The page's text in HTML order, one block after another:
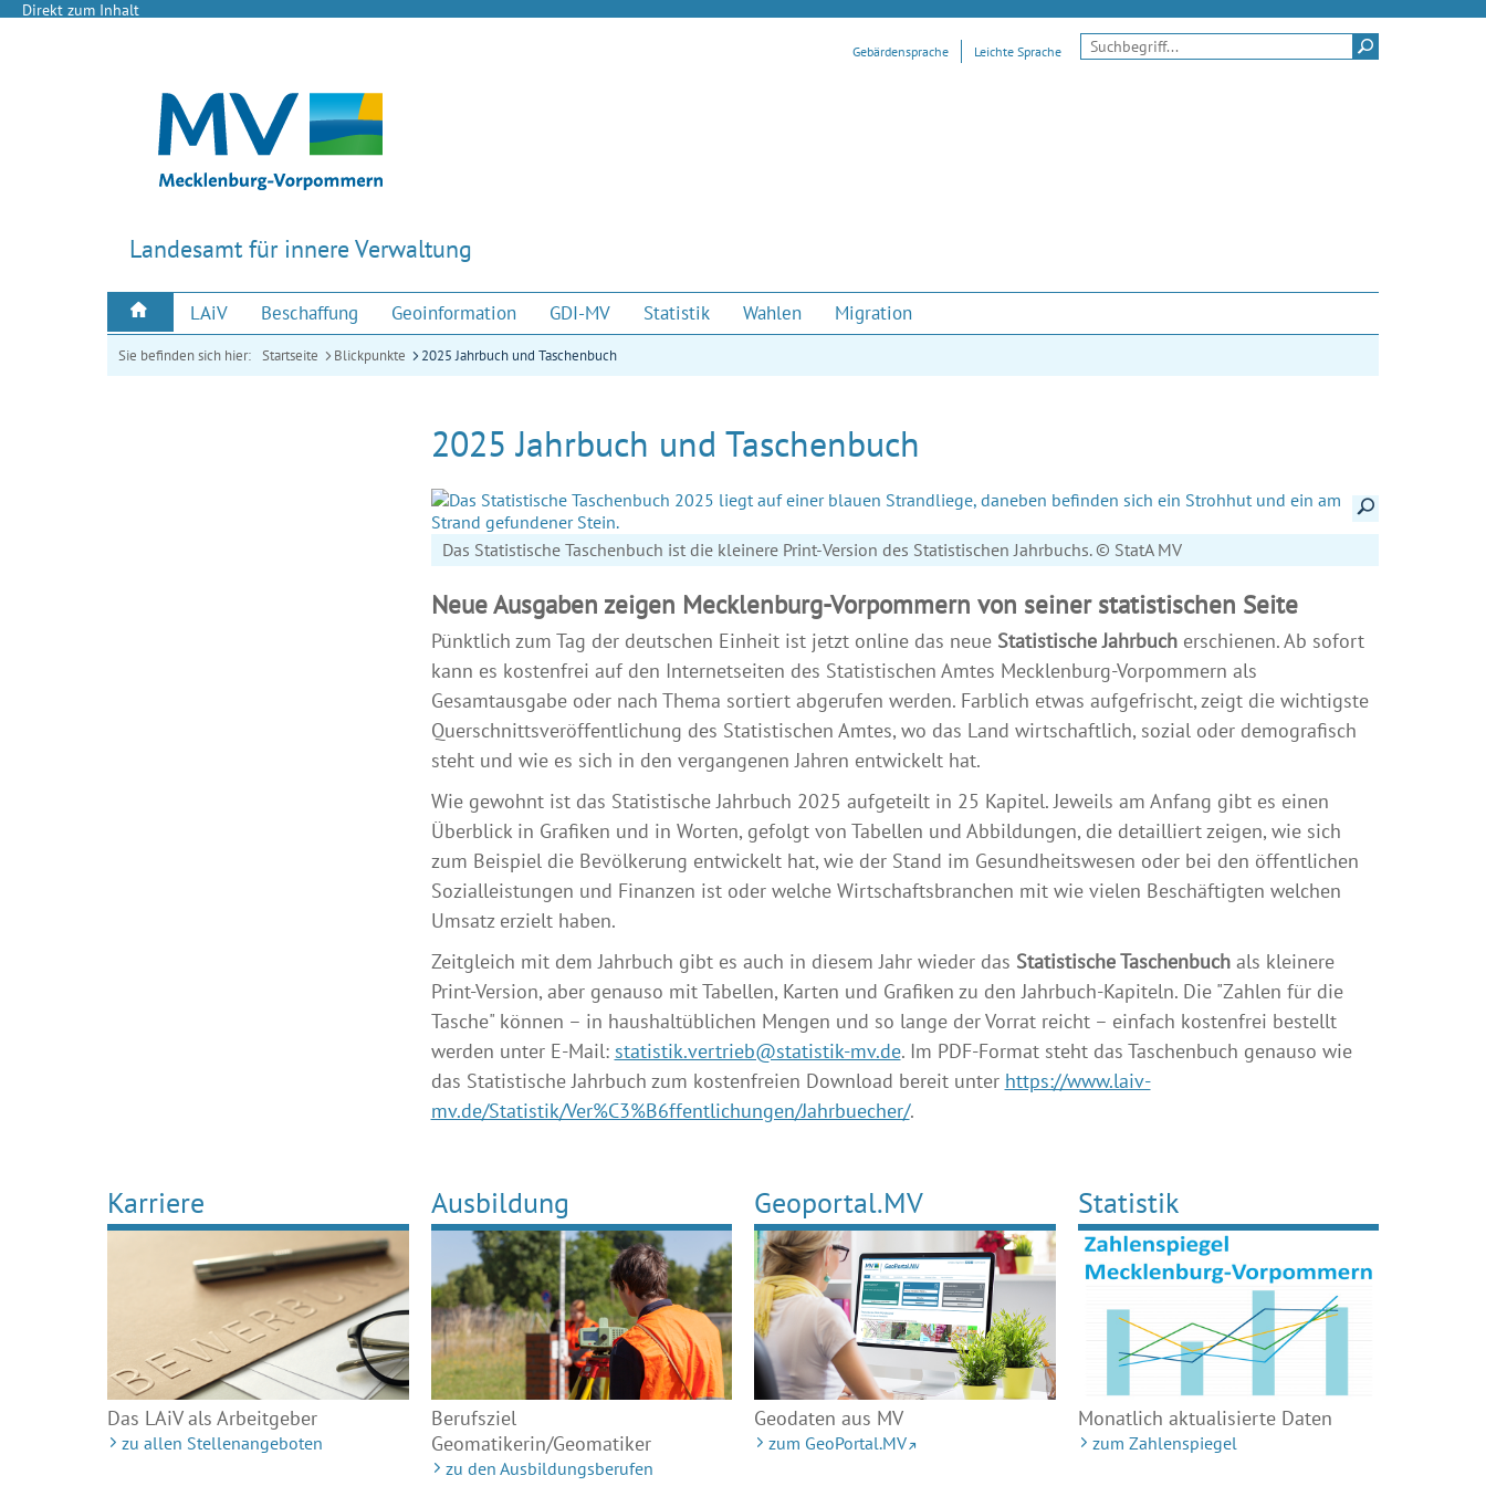
Direkt zum Inhalt
Landesamt für innere Verwaltung
Gebärdensprache Leichte Sprache Suchen
LAiV Beschaffung Geoinformation GDI-MV Statistik Wahlen Migration
Sie befinden sich hier: Startseite Blickpunkte 2025 Jahrbuch und Taschenbuch
2025 Jahrbuch und Taschenbuch
Details anzeigen
Das Statistische Taschenbuch ist die kleinere Print-Version des Statistischen Jahrbuchs. © StatA MV
Neue Ausgaben zeigen Mecklenburg-Vorpommern von seiner statistischen Seite
Pünktlich zum Tag der deutschen Einheit ist jetzt online das neue Statistische Jahrbucherschienen. Ab sofort
kann es kostenfrei auf den Internetseiten des Statistischen Amtes Mecklenburg-Vorpommern als
Gesamtausgabe oder nach Thema sortiert abgerufen werden. Farblich etwas aufgefrischt, zeigt die wichtigste
Querschnittsveröffentlichung des Statistischen Amtes, wo das Land wirtschaftlich, sozial oder demografisch
steht und wie es sich in den vergangenen Jahren entwickelt hat.
Wie gewohnt ist das Statistische Jahrbuch 2025 aufgeteilt in 25 Kapitel. Jeweils am Anfang gibt es einen
Überblick in Grafiken und in Worten, gefolgt von Tabellen und Abbildungen, die detailliert zeigen, wie sich
zum Beispiel die Bevölkerung entwickelt hat, wie der Stand im Gesundheitswesen oder bei den öffentlichen
Sozialleistungen und Finanzen ist oder welche Wirtschaftsbranchen mit wie vielen Beschäftigten welchen
Umsatz erzielt haben.
Zeitgleich mit dem Jahrbuch gibt es auch in diesem Jahr wieder das Statistische Taschenbuchals kleinere
Print-Version, aber genauso mit Tabellen, Karten und Grafiken zu den Jahrbuch-Kapiteln. Die "Zahlen für die
Tasche" können – in haushaltüblichen Mengen und so lange der Vorrat reicht – einfach kostenfrei bestellt
werden unter E-Mail: statistik.vertrieb@statistik-mv.de. Im PDF-Format steht das Taschenbuch genauso wie
das Statistische Jahrbuch zum kostenfreien Download bereit unter https://www.laiv-
mv.de/Statistik/Ver%C3%B6ffentlichungen/Jahrbuecher/.
Karriere
Das LAiV als Arbeitgeber
zu allen Stellenangeboten
Ausbildung
Berufsziel
Geomatikerin/Geomatiker
zu den Ausbildungsberufen
Geoportal.MV
Geodaten aus MV
zum GeoPortal.MV
Statistik
Monatlich aktualisierte Daten
zum Zahlenspiegel